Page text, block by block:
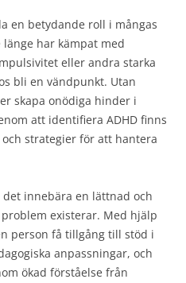
en betydande roll i mångas
länge har kämpat med
eller andra starka
bli en vändpunkt. Utan
skapa onödiga hinder i
att identifiera ADHD finns
strategier för att hantera
innebära en lättnad och
existerar. Med hjälp
person få tillgång till stöd i
anpassningar, och
ökad förståelse från